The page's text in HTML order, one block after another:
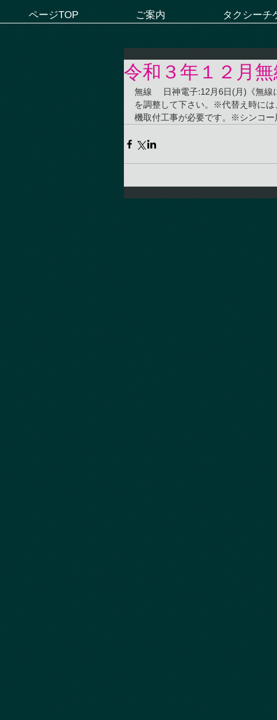
ページTOP ご案内 タクシーチ
令和３年１２月
無線 　日神電子:12月6日(月)《無
を調整して下さい。※代替え時に
機取付工事が必要です。※シンコー